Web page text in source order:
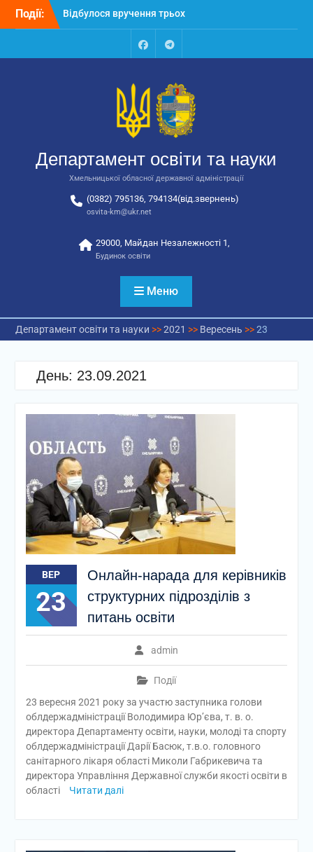
Перейти
Події:
Відбулося вручення трьох
автобусів для потреб
Відбулося засідання
освіти та науки обласної
державної адміністрації
Відбулась обласна
національно-патріотичне
виховання
FacebookTalegram
Департамент освіти та науки
Хмельницької обласної державної адміністрації
(0382) 795136, 794134(від.звернень)
osvita-km@ukr.net
29000, Майдан Незалежності 1,
Будинок освіти
Меню
Департамент освіти та науки >>2021 >> Вересень >>23
День: 23.09.2021
ВЕР
23
Онлайн-нарада для керівників
структурних підрозділів з
питань освіти
admin
Події
23 вересня 2021 року за участю заступника голови
облдержадміністрації Володимира Юр’єва, т. в. о.
директора Департаменту освіти, науки, молоді та спорту
облдержадміністрації Дарії Басюк, т.в.о. головного
санітарного лікаря області Миколи Габрикевича та
директора Управління Державної служби якості освіти в
області
Читати далі